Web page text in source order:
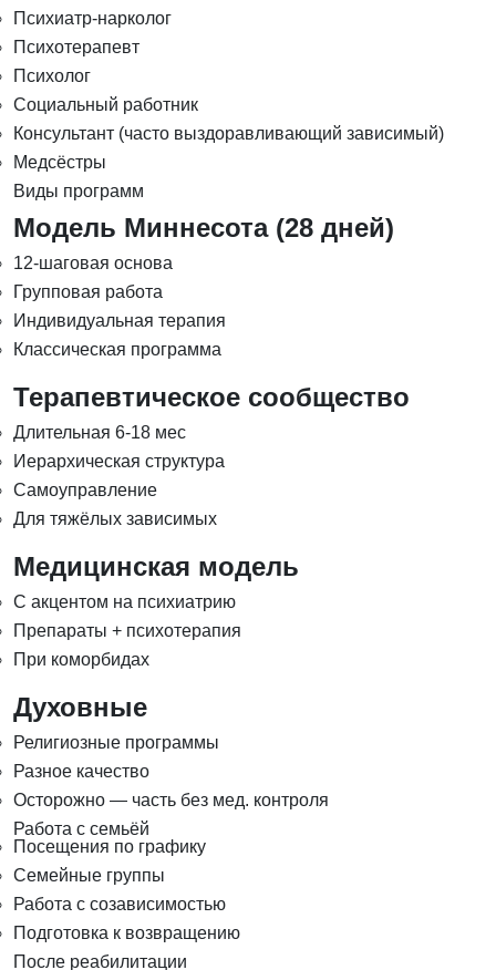
Психиатр-нарколог
Психотерапевт
Психолог
Социальный работник
Консультант (часто выздоравливающий зависимый)
Медсёстры
Виды программ
Модель Миннесота (28 дней)
12-шаговая основа
Групповая работа
Индивидуальная терапия
Классическая программа
Терапевтическое сообщество
Длительная 6-18 мес
Иерархическая структура
Самоуправление
Для тяжёлых зависимых
Медицинская модель
С акцентом на психиатрию
Препараты + психотерапия
При коморбидах
Духовные
Религиозные программы
Разное качество
Осторожно — часть без мед. контроля
Работа с семьёй
Посещения по графику
Семейные группы
Работа с созависимостью
Подготовка к возвращению
После реабилитации